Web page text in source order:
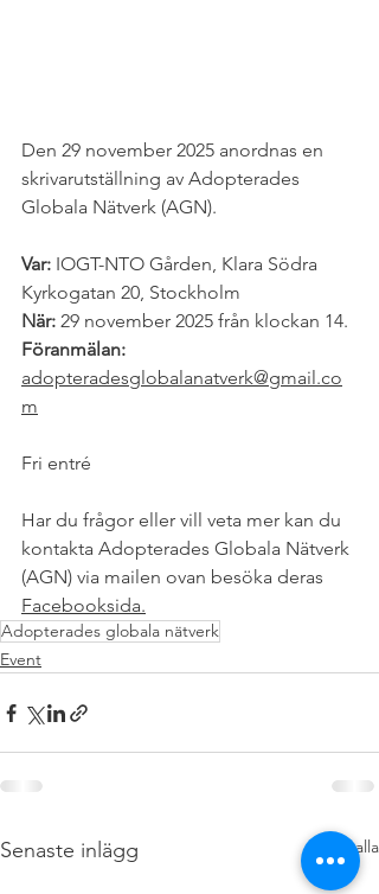
Den 29 november 2025 anordnas en
skrivarutställning av Adopterades
Globala Nätverk (AGN).
Var: IOGT-NTO Gården, Klara Södra
Kyrkogatan 20, Stockholm
När: 29 november 2025 från klockan 14.
Föranmälan:
adopteradesglobalanatverk@gmail.co
m
Fri entré
Har du frågor eller vill veta mer kan du
kontakta Adopterades Globala Nätverk
(AGN) via mailen ovan besöka deras
Facebooksida.
Adopterades globala nätverk
Event
Senaste inlägg Visa alla